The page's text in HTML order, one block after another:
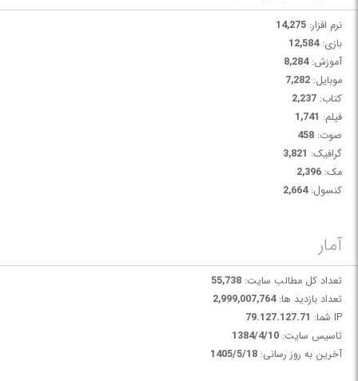
نرم افزار: 14,275
بازی:12,584
آموزش:8,284
موبایل: 7,282
کتاب: 2,237
فیلم: 1,741
صوت: 458
گرافیک: 3,821
مک: 2,396
کنسول:2,664
آمار
تعداد کل مطالب سایت: 55,738
تعداد بازدید ها:2,999,007,764
IP شما:
79.127.127.71
تاسیس سایت: 1384/4/10
آخرین به روز رسانی: 1405/5/18